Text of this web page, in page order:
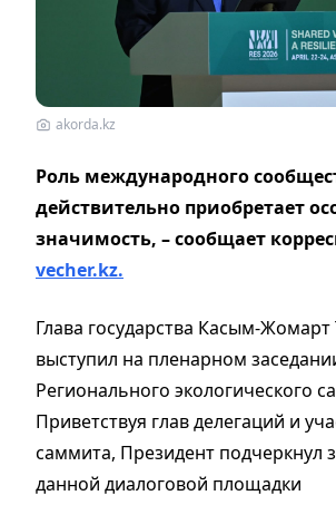
akorda.kz
Роль международного
действительно приобретает
значимость, – сообщает
vecher.kz.
Глава государства Касым-Жомарт
выступил на пленарном
Регионального экологического
Приветствуя глав делегаций и
саммита, Президент подчеркнул
данной диалоговой площадки